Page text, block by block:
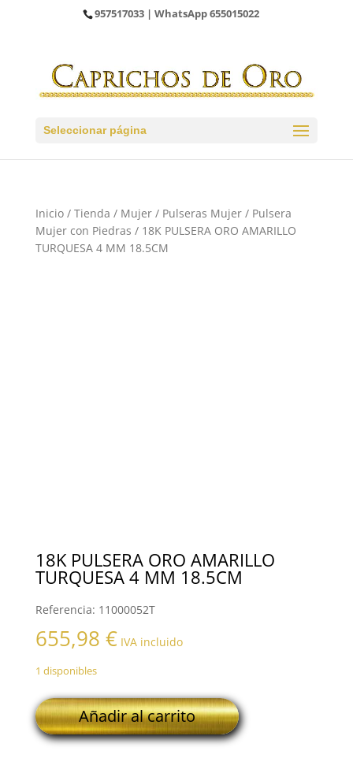
957517033 | WhatsApp655015022
Seleccionar página
Inicio/ Tienda / Mujer/ Pulseras Mujer/ Pulsera
Mujer con Piedras / 18K PULSERA ORO AMARILLO
TURQUESA 4 MM 18.5CM
18K PULSERA ORO AMARILLO
TURQUESA 4 MM 18.5CM
Referencia: 11000052T
655,98 € IVA incluido
1 disponibles
18K
PULSERA
ORO
Añadir al carrito